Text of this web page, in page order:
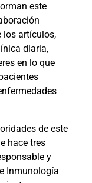
este
los artículos,
diaria,
en lo que
de este
hace tres
y
Inmunología